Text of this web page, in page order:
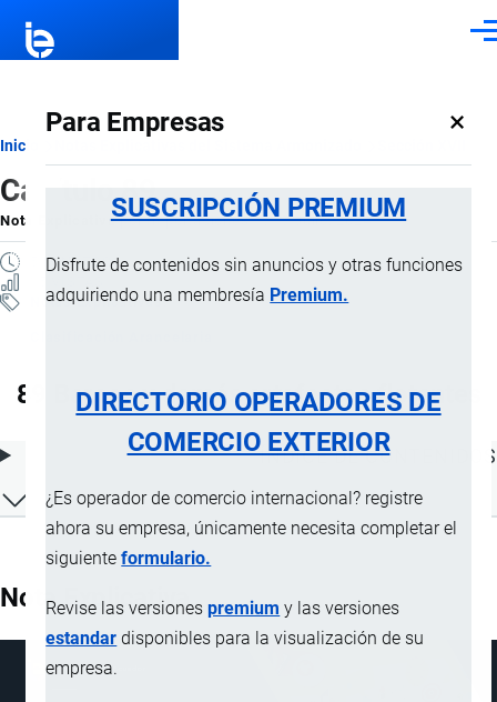
Para Empresas ×
SUSCRIPCIÓN PREMIUM
Disfrute de contenidos sin anuncios y otras funciones
adquiriendo una membresía Premium.
DIRECTORIO OPERADORES DE
COMERCIO EXTERIOR
¿Es operador de comercio internacional? registre
ahora su empresa, únicamente necesita completar el
siguienteformulario.
Revise las versionespremium y las versiones
estandar disponibles para la visualización de su
empresa.
Ruta
de
navegación
Inicio
Capítulo 89
Nota ExplicativaporImportaciones …, 15 Julio, 2024
5 MINUTOS
Notas Explicativas
89 Barcos y demás artefactos flotantes
ÍNDICE DE CONTENIDOS
Nota Explicativa